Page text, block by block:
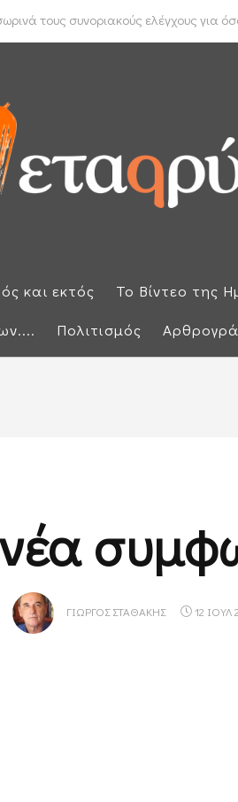
τους συνοριακούς ελέγχους για
αιτήσεις για να ανασυρθεί
και εκτός Το Βίντεο της
Πολιτισμός
ΓΙΏΡΓΟΣ ΣΤΑΘΆΚΗΣ 12 ΙΟΥΛ